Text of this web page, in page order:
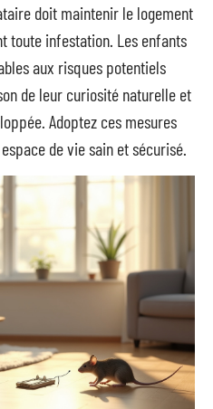
doit maintenir le logement
toute infestation. Les enfants
aux risques potentiels
de leur curiosité naturelle et
Adoptez ces mesures
de vie sain et sécurisé.